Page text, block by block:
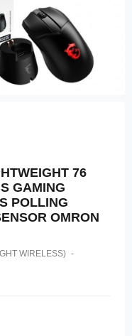
76
GAMING
POLLING
OMRON
WIRELESS)